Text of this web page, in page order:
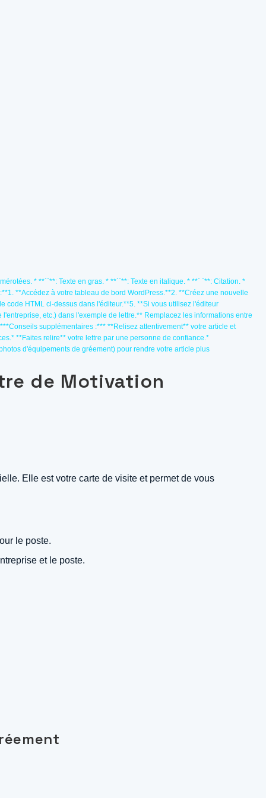
* **``**: Texte en gras. * **``**: Texte en italique. * **` `**: Citation. *
**Accédez à votre tableau de bord WordPress.**2. **Créez une nouvelle
code HTML ci-dessus dans l'éditeur.**5. **Si vous utilisez l'éditeur
etc.) dans l'exemple de lettre.** Remplacez les informations entre
supplémentaires :*** **Relisez attentivement** votre article et
**Faites relire** votre lettre par une personne de confiance.*
d'équipements de gréement) pour rendre votre article plus
de Motivation
Elle est votre carte de visite et permet de vous
le poste.
et le poste.